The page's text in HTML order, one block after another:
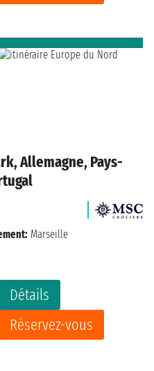
Allemagne, Pays-
Détails
Réservez-vous
Marseille